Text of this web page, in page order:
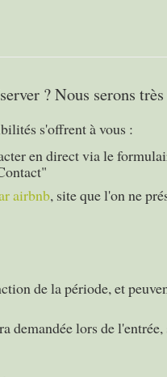
? Nous serons
s'offrent à vous :
en direct via le
airbnb, site que l'on ne
de la période, et
demandée lors de